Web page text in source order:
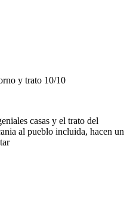
y trato 10/10
casas y el trato del
al pueblo incluida, hacen un